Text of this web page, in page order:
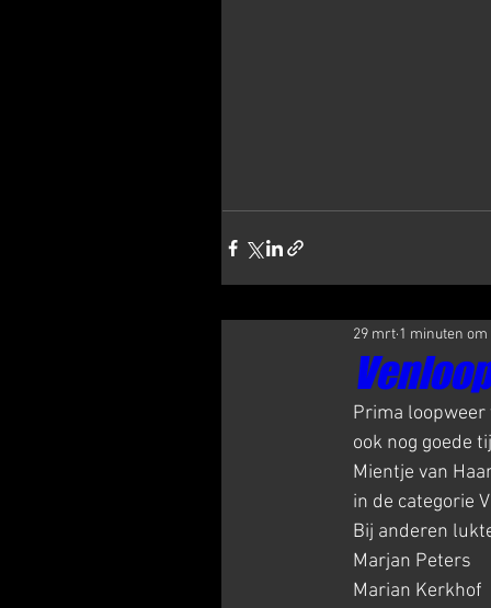
29 mrt 1 minuten
Prima
ook nog goede
Mientje van
in de categorie
Bij anderen
Marjan Peters
Marian Kerkhof